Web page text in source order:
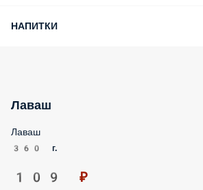
НАПИТКИ
Лаваш
Лаваш
360 г.
109 ₽